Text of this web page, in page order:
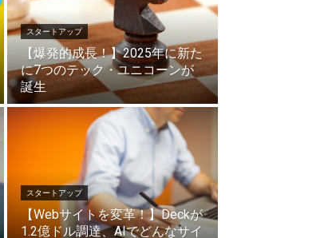
スタートアップ
【爆発的成長！】2025年に新た
に7つのテック・ユニコーンが
誕生
スタートアップ
【Webサイトを変革！】Deckが
1.2億ドル調達、AIでどんなサイ